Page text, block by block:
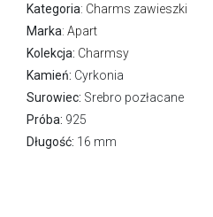
Kategoria: Charms zawieszki
Marka: Apart
Kolekcja: Charmsy
Kamień: Cyrkonia
Surowiec: Srebro pozłacane
Próba: 925
Długość: 16 mm